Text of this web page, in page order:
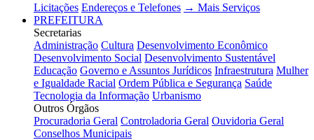
Licitações Endereços e Telefones → Mais Serviços
PREFEITURA
Secretarias
Administração Cultura Desenvolvimento Econômico
Desenvolvimento Social Desenvolvimento Sustentável
Educação Governo e Assuntos Jurídicos Infraestrutura Mulher
e Igualdade Racial Ordem Pública e Segurança Saúde
Tecnologia da Informação Urbanismo
Outros Órgãos
Procuradoria Geral Controladoria Geral Ouvidoria Geral
Conselhos Municipais